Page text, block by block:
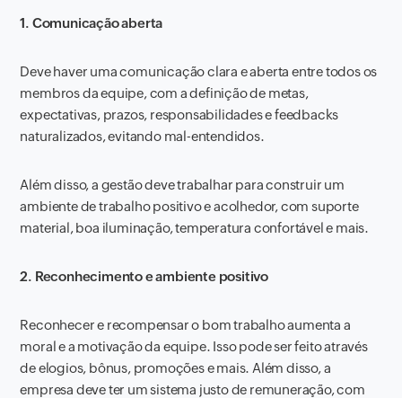
1. Comunicação aberta
Deve haver uma comunicação clara e aberta entre todos os
membros da equipe, com a definição de metas,
expectativas, prazos, responsabilidades e feedbacks
naturalizados, evitando mal-entendidos.
Além disso, a gestão deve trabalhar para construir um
ambiente de trabalho positivo e acolhedor, com suporte
material, boa iluminação, temperatura confortável e mais.
2. Reconhecimento e ambiente positivo
Reconhecer e recompensar o bom trabalho aumenta a
moral e a motivação da equipe. Isso pode ser feito através
de elogios, bônus, promoções e mais. Além disso, a
empresa deve ter um sistema justo de remuneração, com